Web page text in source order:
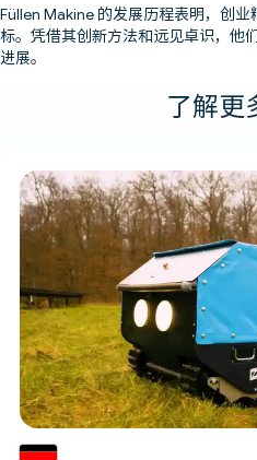
Füllen Makine 的发展历程表明，创
标。凭借其创新方法和远见卓识，他
进展。
了解更